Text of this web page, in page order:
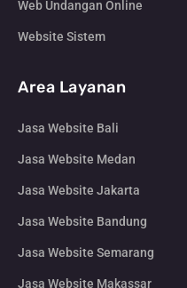
Web Undangan Online
Website Sistem
Area Layanan
Jasa Website Bali
Jasa Website Medan
Jasa Website Jakarta
Jasa Website Bandung
Jasa Website Semarang
Jasa Website Makassar